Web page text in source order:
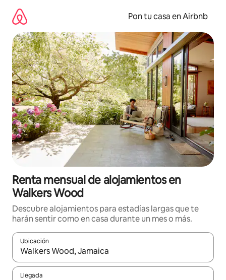
contenido
Pon tu casa en Airbnb
Renta mensual de alojamientos en
Walkers Wood
Descubre alojamientos para estadías largas que te
harán sentir como en casa durante un mes o más.
Ubicación
Cuando los resultados estén disponibles, navega con las
Llegada